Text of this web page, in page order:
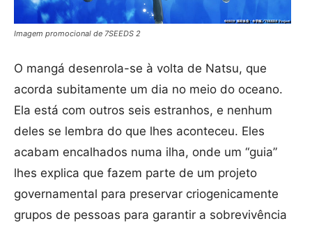
Imagem promocional de 7SEEDS 2
O mangá desenrola-se à volta de Natsu, que
acorda subitamente um dia no meio do oceano.
Ela está com outros seis estranhos, e nenhum
deles se lembra do que lhes aconteceu. Eles
acabam encalhados numa ilha, onde um “guia”
lhes explica que fazem parte de um projeto
governamental para preservar criogenicamente
grupos de pessoas para garantir a sobrevivência